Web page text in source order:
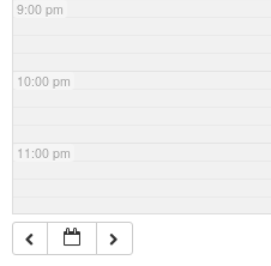
9:00 pm
10:00 pm
11:00 pm